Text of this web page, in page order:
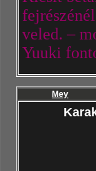
veled. –
Yuuki
Mey